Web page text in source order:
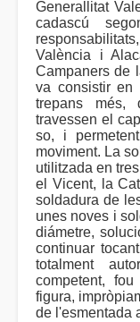
Generallitat
cadascú
València i
Campaners de
va consistir en
trepans més,
travessen el
so, i
moviment. La
utilitzada en
el Vicent, la
soldadura de
unes noves i
diámetre,
continuar
totalment
competent,
figura,
de l'esmentada